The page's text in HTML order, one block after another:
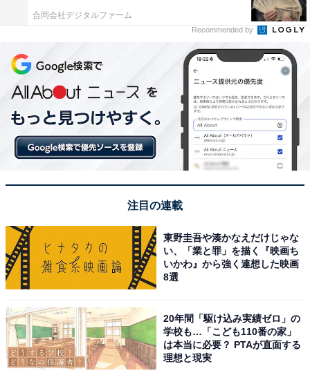
1位は発展し続ける田園都市「紫波郡矢巾町」
盛岡市の南に隣接する「紫波郡矢巾町」は、JR矢幅駅周
辺の開発により発展している地域です。2018年には東北
自動車道のスマートインターチェンジができたことで町
内外からの交通利便性が向上。また、2019年9月には岩
手医科大学附属病院が盛岡市から移転。医療と福祉のエ
リアとして更なる発展が期待できます。
「住み続けたい街（自治体）ランキング」は、2020～
2021年の回答者数50名以上の自治体を対象として集計。
このランキングは、「ずっと住んでいたい」という設問
に対して、そう思う：100点、どちらかと言えばそう思
う：75点、どちらでもない：50点、どちらかと言えばそ
う思わない：25点、そう思わない：0点とした場合の平
均値でランキングを作成しています。
合同会社デジタルファーム
Recommended by
注目の連載
東野圭吾や湊かなえだけじゃな
い、「業と罪」を描く『映画ち
いかわ』から強く連想した映画
8選
20年間「駆け込み実績ゼロ」の
学校も…「こども110番の家」
は本当に必要？ PTAが直面する
理想と現実